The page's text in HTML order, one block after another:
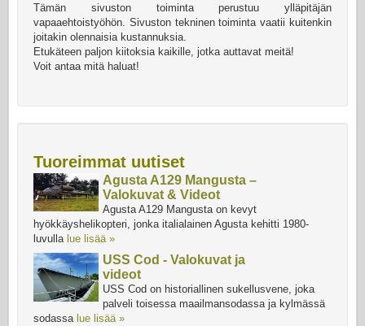
Tämän sivuston toiminta perustuu ylläpitäjän
vapaaehtoistyöhön. Sivuston tekninen toiminta vaatii kuitenkin
joitakin olennaisia kustannuksia.
Etukäteen paljon kiitoksia kaikille, jotka auttavat meitä!
Voit antaa mitä haluat!
Tuoreimmat uutiset
Agusta A129 Mangusta –
Valokuvat & Videot
Agusta A129 Mangusta on kevyt
hyökkäyshelikopteri, jonka italialainen Agusta kehitti 1980-
luvulla lue lisää »
USS Cod - Valokuvat ja
videot
USS Cod on historiallinen sukellusvene, joka
palveli toisessa maailmansodassa ja kylmässä
sodassa lue lisää »